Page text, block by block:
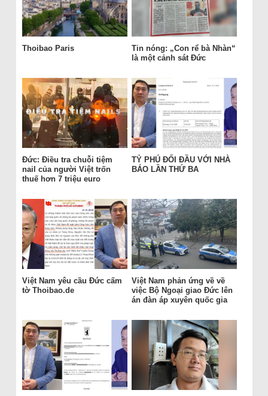
Thoibao Paris
Tin nóng: „Con rể bà Nhàn“
là một cảnh sát Đức
Đức: Điều tra chuỗi tiệm
nail của người Việt trốn
thuế hơn 7 triệu euro
TỶ PHÚ ĐỐI ĐẦU VỚI NHÀ
BÁO LẦN THỨ BA
Việt Nam yêu cầu Đức cấm
tờ Thoibao.de
Việt Nam phản ứng về về
việc Bộ Ngoại giao Đức lên
án đàn áp xuyên quốc gia